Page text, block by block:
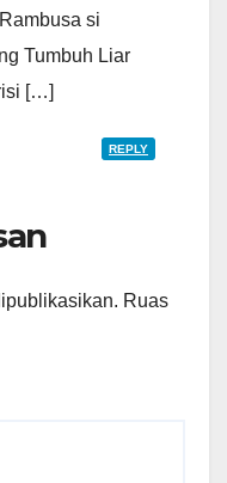
si
Tumbuh Liar
[…]
REPLY
Ruas